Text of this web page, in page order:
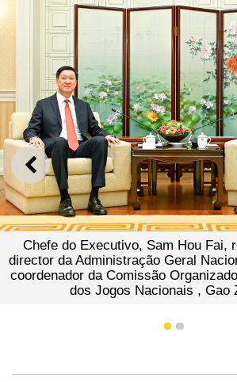
ANTERIOR
Chefe do Executivo, Sam Hou Fai,
director da Administração Geral
coordenador da Comissão
dos Jogos Nacionais , Gao
1 2